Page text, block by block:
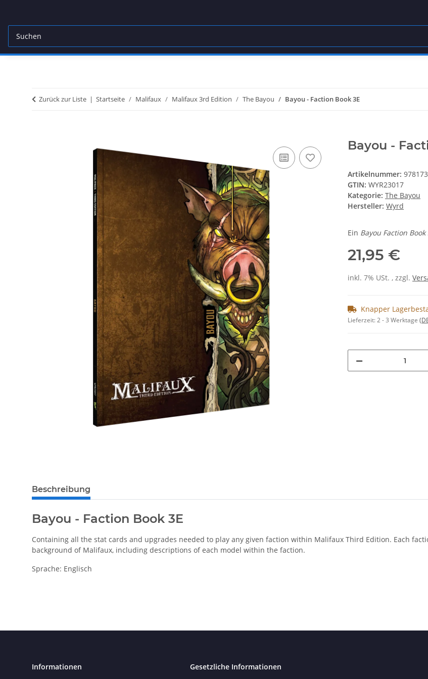
Zurück zur Liste Startseite Malifaux Malifaux 3rd Edition The Bayou Bayou - Faction Book 3E
Bayou -
Artikelnummer:
GTIN: WYR23017
Kategorie: The Bayou
Hersteller: Wyrd
Ein Bayou Faction Book
21,95 €
inkl. 7% USt. , zzgl.
Knapper
Lieferzeit:2 - 3 Werktage
Beschreibung
Bayou - Faction Book 3E
Containing all the stat cards and upgrades needed to play any given faction within Malifaux Third Edition. Each
background of Malifaux, including descriptions of each model within the faction.
Sprache: Englisch
Informationen Gesetzliche Informationen